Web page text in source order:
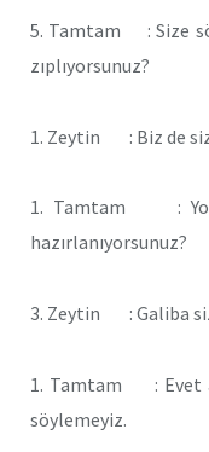
5. Tamtam : Size
zıplıyorsunuz?
1. Zeytin : Biz de
1. Tamtam :
hazırlanıyorsunuz?
3. Zeytin : Galiba siz
1. Tamtam : Evet
söylemeyiz.